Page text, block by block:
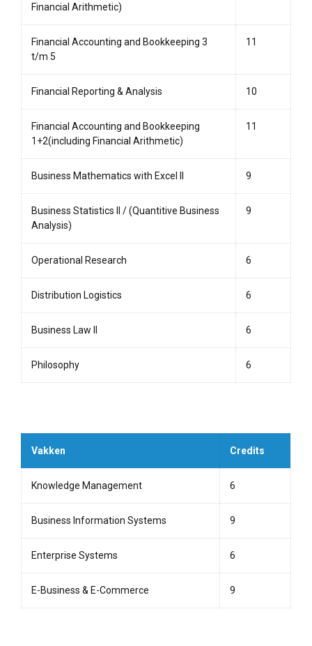
Financial Arithmetic)
Financial Accounting and Bookkeeping 3
t/m 5
11
Financial Reporting & Analysis 10
Financial Accounting and Bookkeeping
1+2(including Financial Arithmetic)
11
Business Mathematics with Excel II 9
Business Statistics II / (Quantitive Business
Analysis)
9
Operational Research 6
Distribution Logistics 6
Business Law II 6
Philosophy 6
Vakken Credits
Knowledge Management 6
Business Information Systems 9
Enterprise Systems 6
E-Business & E-Commerce 9